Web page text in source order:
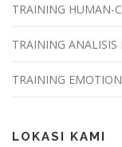
TRAINING HUMAN-
TRAINING ANALISIS
TRAINING
LOKASI KAMI